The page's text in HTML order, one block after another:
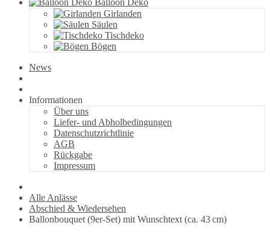
Balloon Deko
Girlanden
Säulen
Tischdeko
Bögen
News
Informationen
Über uns
Liefer- und Abholbedingungen
Datenschutzrichtlinie
AGB
Rückgabe
Impressum
Alle Anlässe
Abschied & Wiedersehen
Ballonbouquet (9er-Set) mit Wunschtext (ca. 43 cm)